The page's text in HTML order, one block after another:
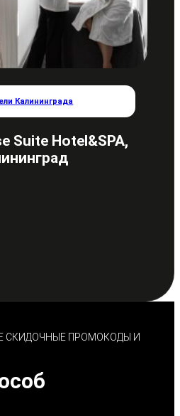
Калининграда
Suite Hotel&SPA,
СКИДОЧНЫЕ ПРОМОКОДЫ И